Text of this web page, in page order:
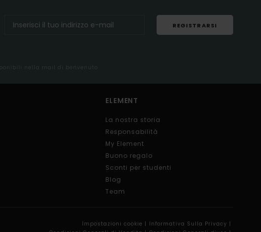
REGISTRARSI
nella mail di benvenuto
ELEMENT
La nostra storia
Responsabilità
My Element
Buono regalo
Sconti per studenti
Blog
Team
Impostazioni cookie | Informativa Sulla Privacy |